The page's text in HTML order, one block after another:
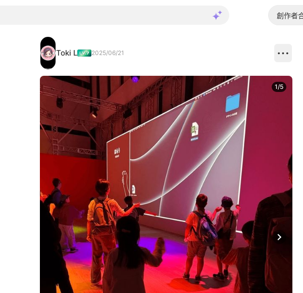
創作者
Toki L 2025/06/21
Next
1/5